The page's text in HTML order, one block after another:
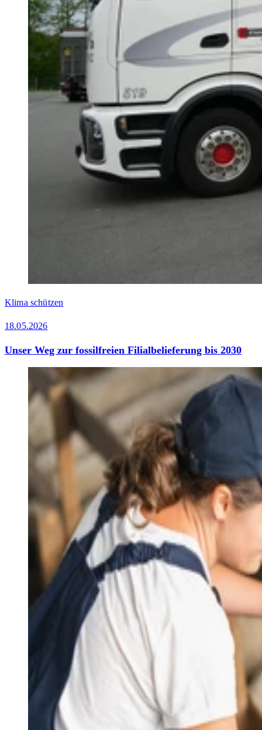
Klima schützen
18.05.2026
Unser Weg zur fossilfreien Filialbelieferung bis 2030